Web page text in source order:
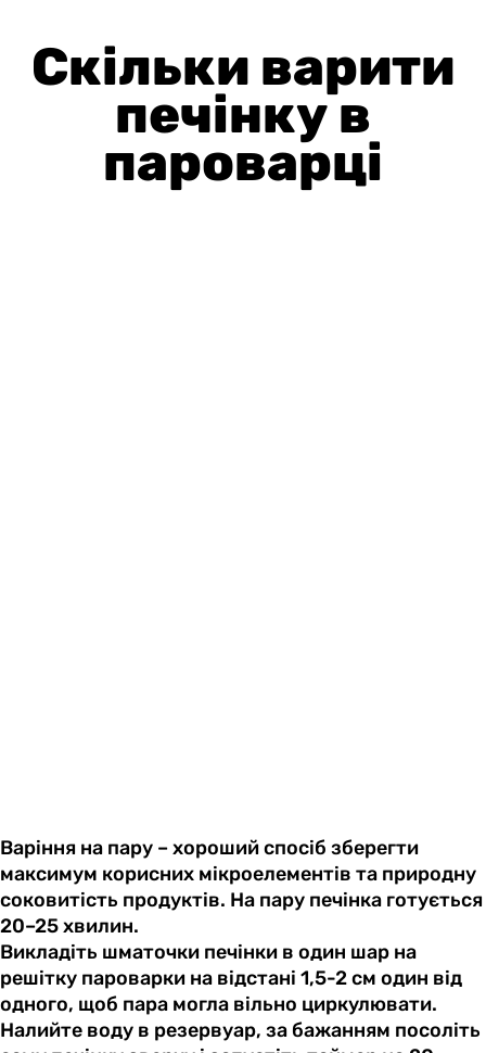
Скільки варити
печінку в
пароварці
Варіння на пару – хороший спосіб зберегти
максимум корисних мікроелементів та природну
соковитість продуктів. На пару печінка готується
20–25 хвилин.
Викладіть шматочки печінки в один шар на
решітку пароварки на відстані 1,5-2 см один від
одного, щоб пара могла вільно циркулювати.
Налийте воду в резервуар, за бажанням посоліть